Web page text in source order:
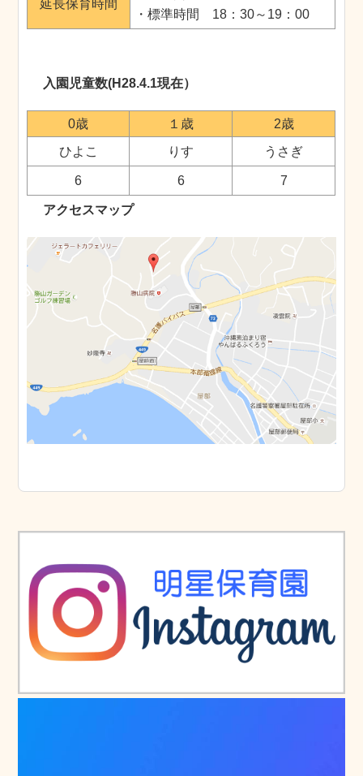
延長保育時間
・標準時間 18：30～19：00
入園児童数(H28.4.1現在）
0歳 １歳
2歳
ひよこ
りす うさぎ
6 6 7
アクセスマップ